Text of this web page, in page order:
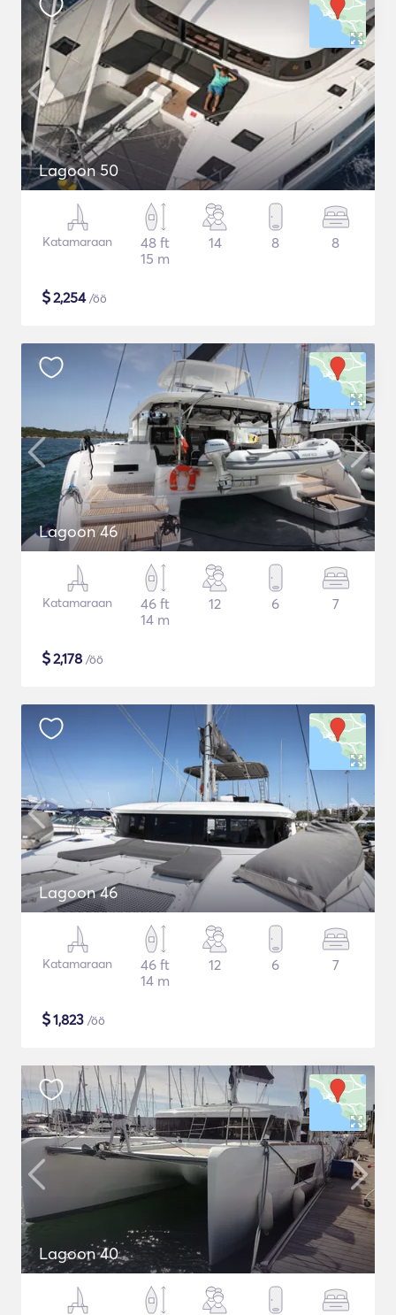
Lagoon 50
Katamaraan
48 ft
15 m
14 8 8
$2,254/öö
Lagoon 46
Katamaraan
46 ft
14 m
12 6 7
$2,178 /öö
Lagoon 46
Katamaraan
46 ft
14 m
12 6 7
$1,823 /öö
Lagoon 40